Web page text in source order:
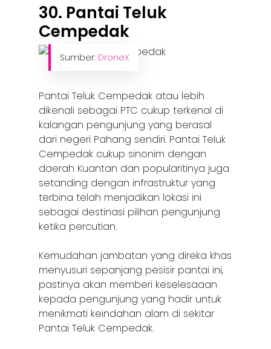
30. Pantai Teluk
Cempedak
Sumber: DroneX
Pantai Teluk Cempedak atau lebih
dikenali sebagai PTC cukup terkenal di
kalangan pengunjung yang berasal
dari negeri Pahang sendiri. Pantai Teluk
Cempedak cukup sinonim dengan
daerah Kuantan dan popularitinya juga
setanding dengan infrastruktur yang
terbina telah menjadikan lokasi ini
sebagai destinasi pilihan pengunjung
ketika percutian.
Kemudahan jambatan yang direka khas
menyusuri sepanjang pesisir pantai ini,
pastinya akan memberi keselesaaan
kepada pengunjung yang hadir untuk
menikmati keindahan alam di sekitar
Pantai Teluk Cempedak.